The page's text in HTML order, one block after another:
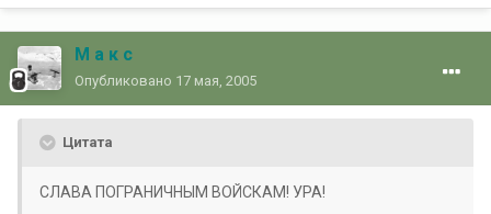
М а к с
Опубликовано 17 мая, 2005
Цитата
СЛАВА ПОГРАНИЧНЫМ ВОЙСКАМ! УРА!